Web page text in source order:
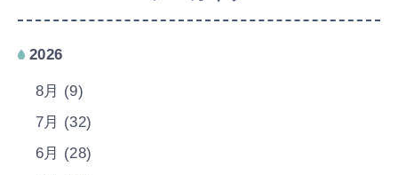
2026
8月 (9)
7月 (32)
6月 (28)